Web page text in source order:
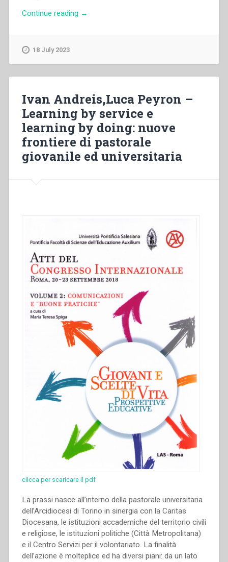
Continue reading “Edna
jovem
através
das
novas
mídias”
→
18 July 2023
Ivan Andreis,Luca Peyron –
Learning by service e
learning by doing: nuove
frontiere di pastorale
giovanile ed universitaria
clicca per scaricare il pdf
La prassi nasce all’interno della pastorale universitaria
dell’Arcidiocesi di Torino in sinergia con la Caritas
Diocesana, le istituzioni accademiche del territorio civili
e religiose, le istituzioni politiche (Città Metropolitana)
e il Centro Servizi per il volontariato. La finalità
dell’azione è molteplice ed ha diversi piani: da un lato